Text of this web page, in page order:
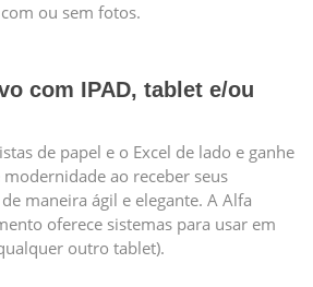
ou sem fotos.
com IPAD, tablet e/ou
de papel e o Excel de lado e ganhe
ao receber seus
maneira ágil e elegante. A Alfa
oferece sistemas para usar em
outro tablet).